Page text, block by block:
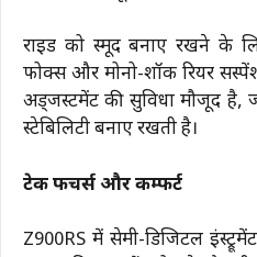
राइड को स्मूद बनाए रखने के
फोर्क्स और मोनो-शॉक रियर
अड्जस्टमेंट की सुविधा मौजूद है,
स्टेबिलिटी बनाए रखती है।
टेक फीचर्स और कम्फर्ट
Z900RS में सेमी-डिजिटल